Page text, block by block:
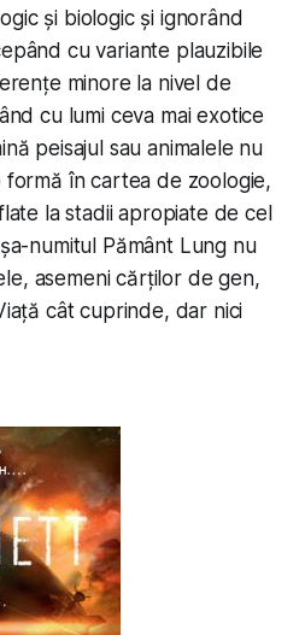
și biologic și ignorând
cu variante plauzibile
minore la nivel de
cu lumi ceva mai exotice
peisajul sau animalele nu
formă în cartea de zoologie,
la stadii apropiate de cel
numitul Pământ Lung nu
asemeni cărților de gen,
cât cuprinde, dar nici